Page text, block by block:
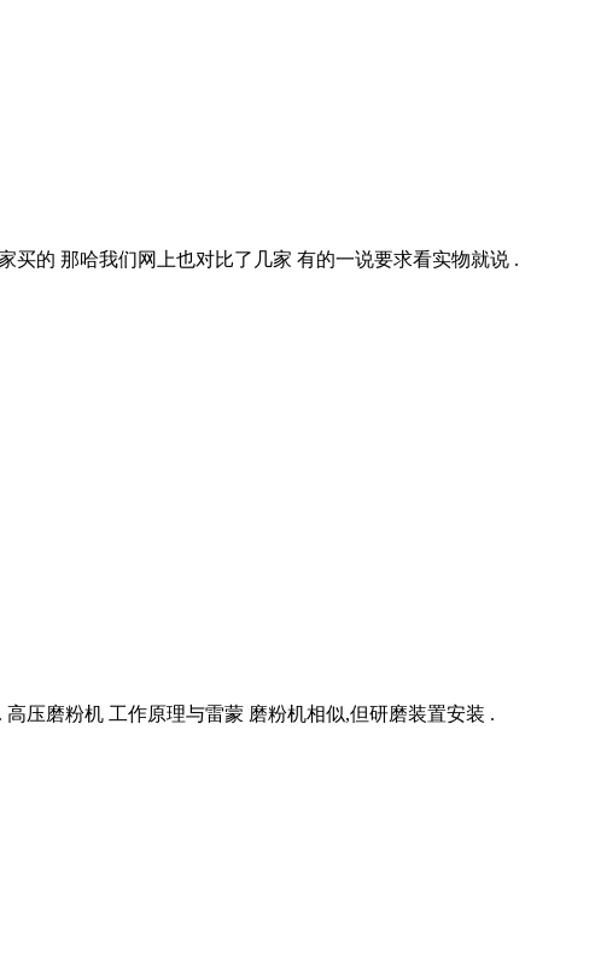
的 那哈我们网上也对比了几家 有的一说要求看实物就说 .
压磨粉机 工作原理与雷蒙 磨粉机相似,但研磨装置安装 .